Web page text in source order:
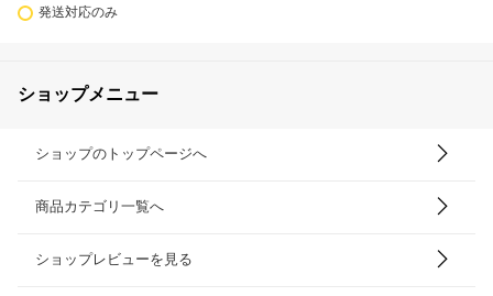
発送対応のみ
ショップメニュー
ショップのトップページへ
商品カテゴリ一覧へ
ショップレビューを見る